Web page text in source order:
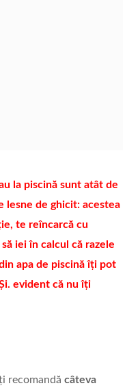
la piscină sunt atât de
lesne de ghicit: acestea
te reîncarcă cu
iei în calcul că razele
apa de piscină îți pot
evident că nu îți
recomandă câteva